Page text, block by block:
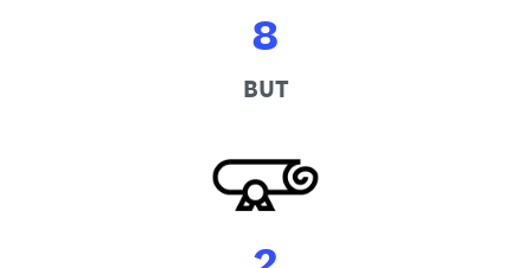
8
BUT